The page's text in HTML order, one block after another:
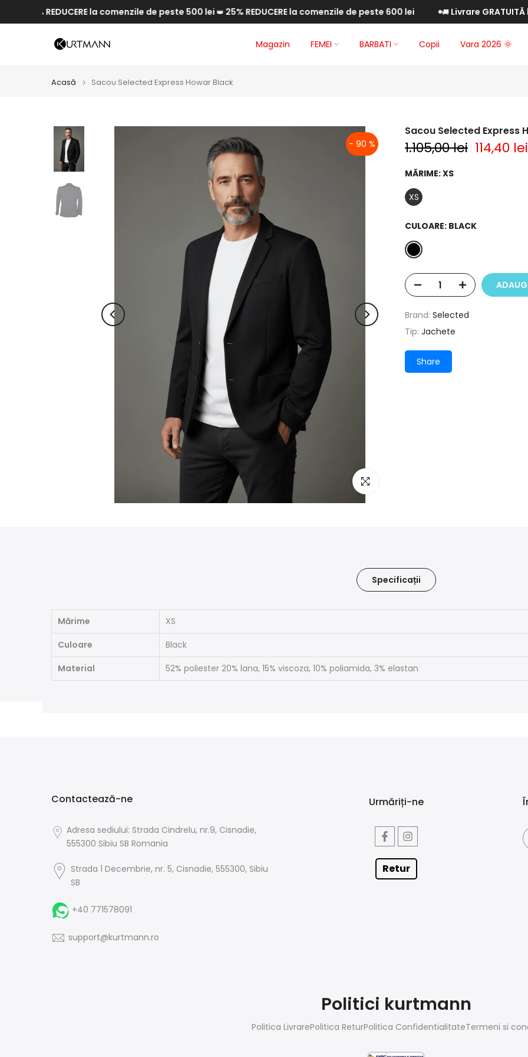
la
20% REDUCERE la comenzile de peste 500 lei👑25% REDUCERE la comenzile de peste 600 lei Livrare GRATUITĂ la
Magazin FEMEI BARBATI Copii Vara 2026 🌞
Acasă Sacou Selected Express Howar Black
- 90 %
Click pentru a mari
Sacou Selected Express
1.105,00 lei 114,40 lei
MĂRIME:XS
XS
CULOARE: BLACK
Brand: Selected
Tip: Jachete
Share
Specificații
Mărime
XS
Culoare
Black
Material
52% poliester 20% lana, 15% viscoza, 10% poliamida, 3% elastan
Contactează-ne
Adresa sediului: Strada Cindrelu, nr.9, Cisnadie,
555300 Sibiu SB Romania
Strada 1 Decembrie, nr. 5, Cisnadie, 555300, Sibiu
SB
+40 771578091
support@kurtmann.ro
Urmăriți-ne
Retur
Politici kurtmann
Politica LivrarePolitica ReturPolitica ConfidentialitateTermeni si